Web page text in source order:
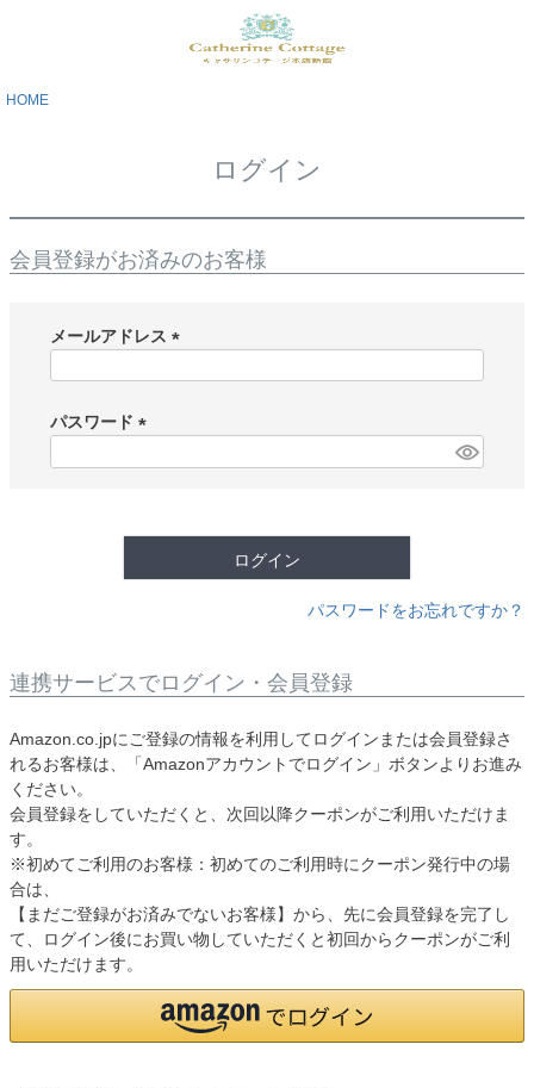
HOME
ログイン
会員登録がお済みのお客様
メールアドレス
)
パスワード
ログイン
パスワードをお忘れですか？
連携サービスでログイン・会員登録
Amazon.co.jpにご登録の情報を利用してログインまたは会員登録さ
れるお客様は、「Amazonアカウントでログイン」ボタンよりお進み
ください。
会員登録をしていただくと、次回以降クーポンがご利用いただけま
す。
※初めてご利用のお客様：初めてのご利用時にクーポン発行中の場
合は、
【まだご登録がお済みでないお客様】から、先に会員登録を完了し
て、ログイン後にお買い物していただくと初回からクーポンがご利
用いただけます。